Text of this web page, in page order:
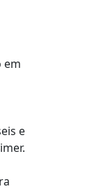
em
e